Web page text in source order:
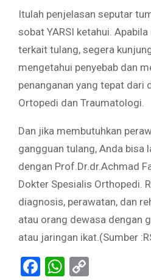
Itulah penjelasan seputar
sobat YARSI ketahui.
terkait tulang, segera
mengetahui penyebab dan
penanganan yang tepat dari
Ortopedi dan Traumatologi.
Dan jika membutuhkan
gangguan tulang, Anda bisa
dengan Prof.Dr.dr.Achmad
Dokter Spesialis Orthopedi.
diagnosis, perawatan, dan
atau orang dewasa dengan
atau jaringan ikat.(Sumber
Facebook
WhatsApp